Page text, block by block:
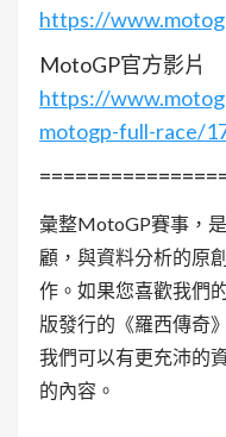
https://
MotoGP官方影片
https://
motogp-full-race/
彙整MotoGP賽事，
顧，與資料分析的原
作。如果您喜歡我們
版發行的《羅西傳奇
我們可以有更充沛的
的內容。